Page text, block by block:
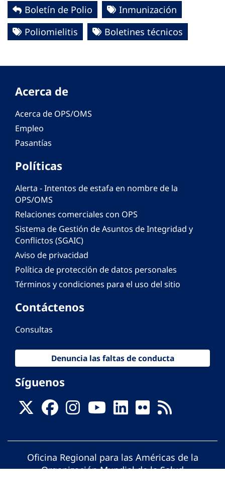
Boletín de Polio
Inmunización
Poliomielitis
Boletines técnicos
Acerca de
Acerca de OPS/OMS
Empleo
Pasantías
Políticas
Alerta - Intentos de estafa en nombre de la
OPS/OMS
Relaciones comerciales con OPS
Sistema de Gestión de Asuntos de Integridad y
Conflictos (SGAIC)
Aviso de privacidad
Política de protección de datos personales
Términos y condiciones para el uso del sitio
Contáctenos
Consultas
Denuncia las faltas de conducta
Síguenos
Oficina Regional para las Américas de la
Organización Mundial de la Salud